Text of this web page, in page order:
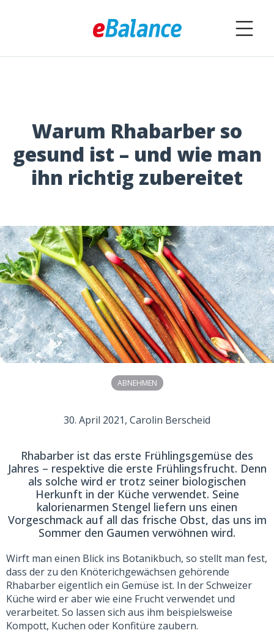
Warum Rhabarber so
gesund ist – und wie man
ihn richtig zubereitet
ABNEHMEN
30. April 2021, Carolin Berscheid
Rhabarber ist das erste Frühlingsgemüse des
Jahres – respektive die erste Frühlingsfrucht. Denn
als solche wird er trotz seiner biologischen
Herkunft in der Küche verwendet. Seine
kalorienarmen Stengel liefern uns einen
Vorgeschmack auf all das frische Obst, das uns im
Sommer den Gaumen verwöhnen wird.
Wirft man einen Blick ins Botanikbuch, so stellt man fest,
dass der zu den Knöterichgewächsen gehörende
Rhabarber eigentlich ein Gemüse ist. In der Schweizer
Küche wird er aber wie eine Frucht verwendet und
verarbeitet. So lassen sich aus ihm beispielsweise
Kompott, Kuchen oder Konfitüre zaubern.